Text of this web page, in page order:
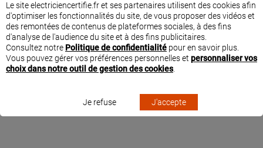
Le site electriciencertifie.fr et ses partenaires utilisent des cookies afin
d'optimiser les fonctionnalités du site, de vous proposer des vidéos et
des remontées de contenus de plateformes sociales, à des fins
d'analyse de l'audience du site et à des fins publicitaires.
Consultez notre Politique de confidentialité pour en savoir plus.
Vous pouvez gérer vos préférences personnelles et personnaliser vos
choix dans notre outil de gestion des cookies.
Je refuse J'accepte